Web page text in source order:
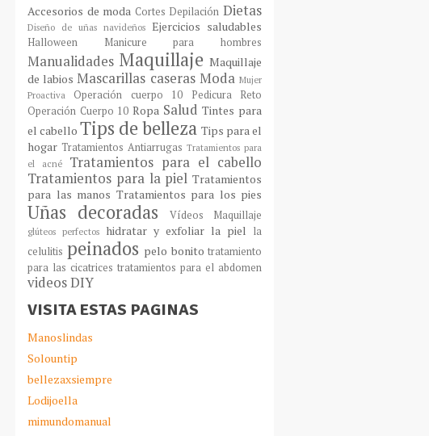
Accesorios de moda Cortes Depilación Dietas
Diseño de uñas navideños Ejercicios saludables
Halloween Manicure para hombres
Manualidades Maquillaje Maquillaje
de labios Mascarillas caseras Moda Mujer
Proactiva
Operación cuerpo 10 Pedicura
Reto
Operación Cuerpo 10 Ropa Salud Tintes para
el cabello Tips de belleza Tips para el
hogar Tratamientos Antiarrugas Tratamientos para
el acné
Tratamientos para el cabello
Tratamientos para la piel Tratamientos
para las manos Tratamientos para los pies
Uñas decoradas Vídeos Maquillaje
glúteos perfectos hidratar y exfoliar la piel la
celulitis peinados pelo bonito tratamiento
para las cicatrices tratamientos para el abdomen
videos DIY
VISITA ESTAS PAGINAS
Manoslindas
Solountip
bellezaxsiempre
Lodijoella
mimundomanual